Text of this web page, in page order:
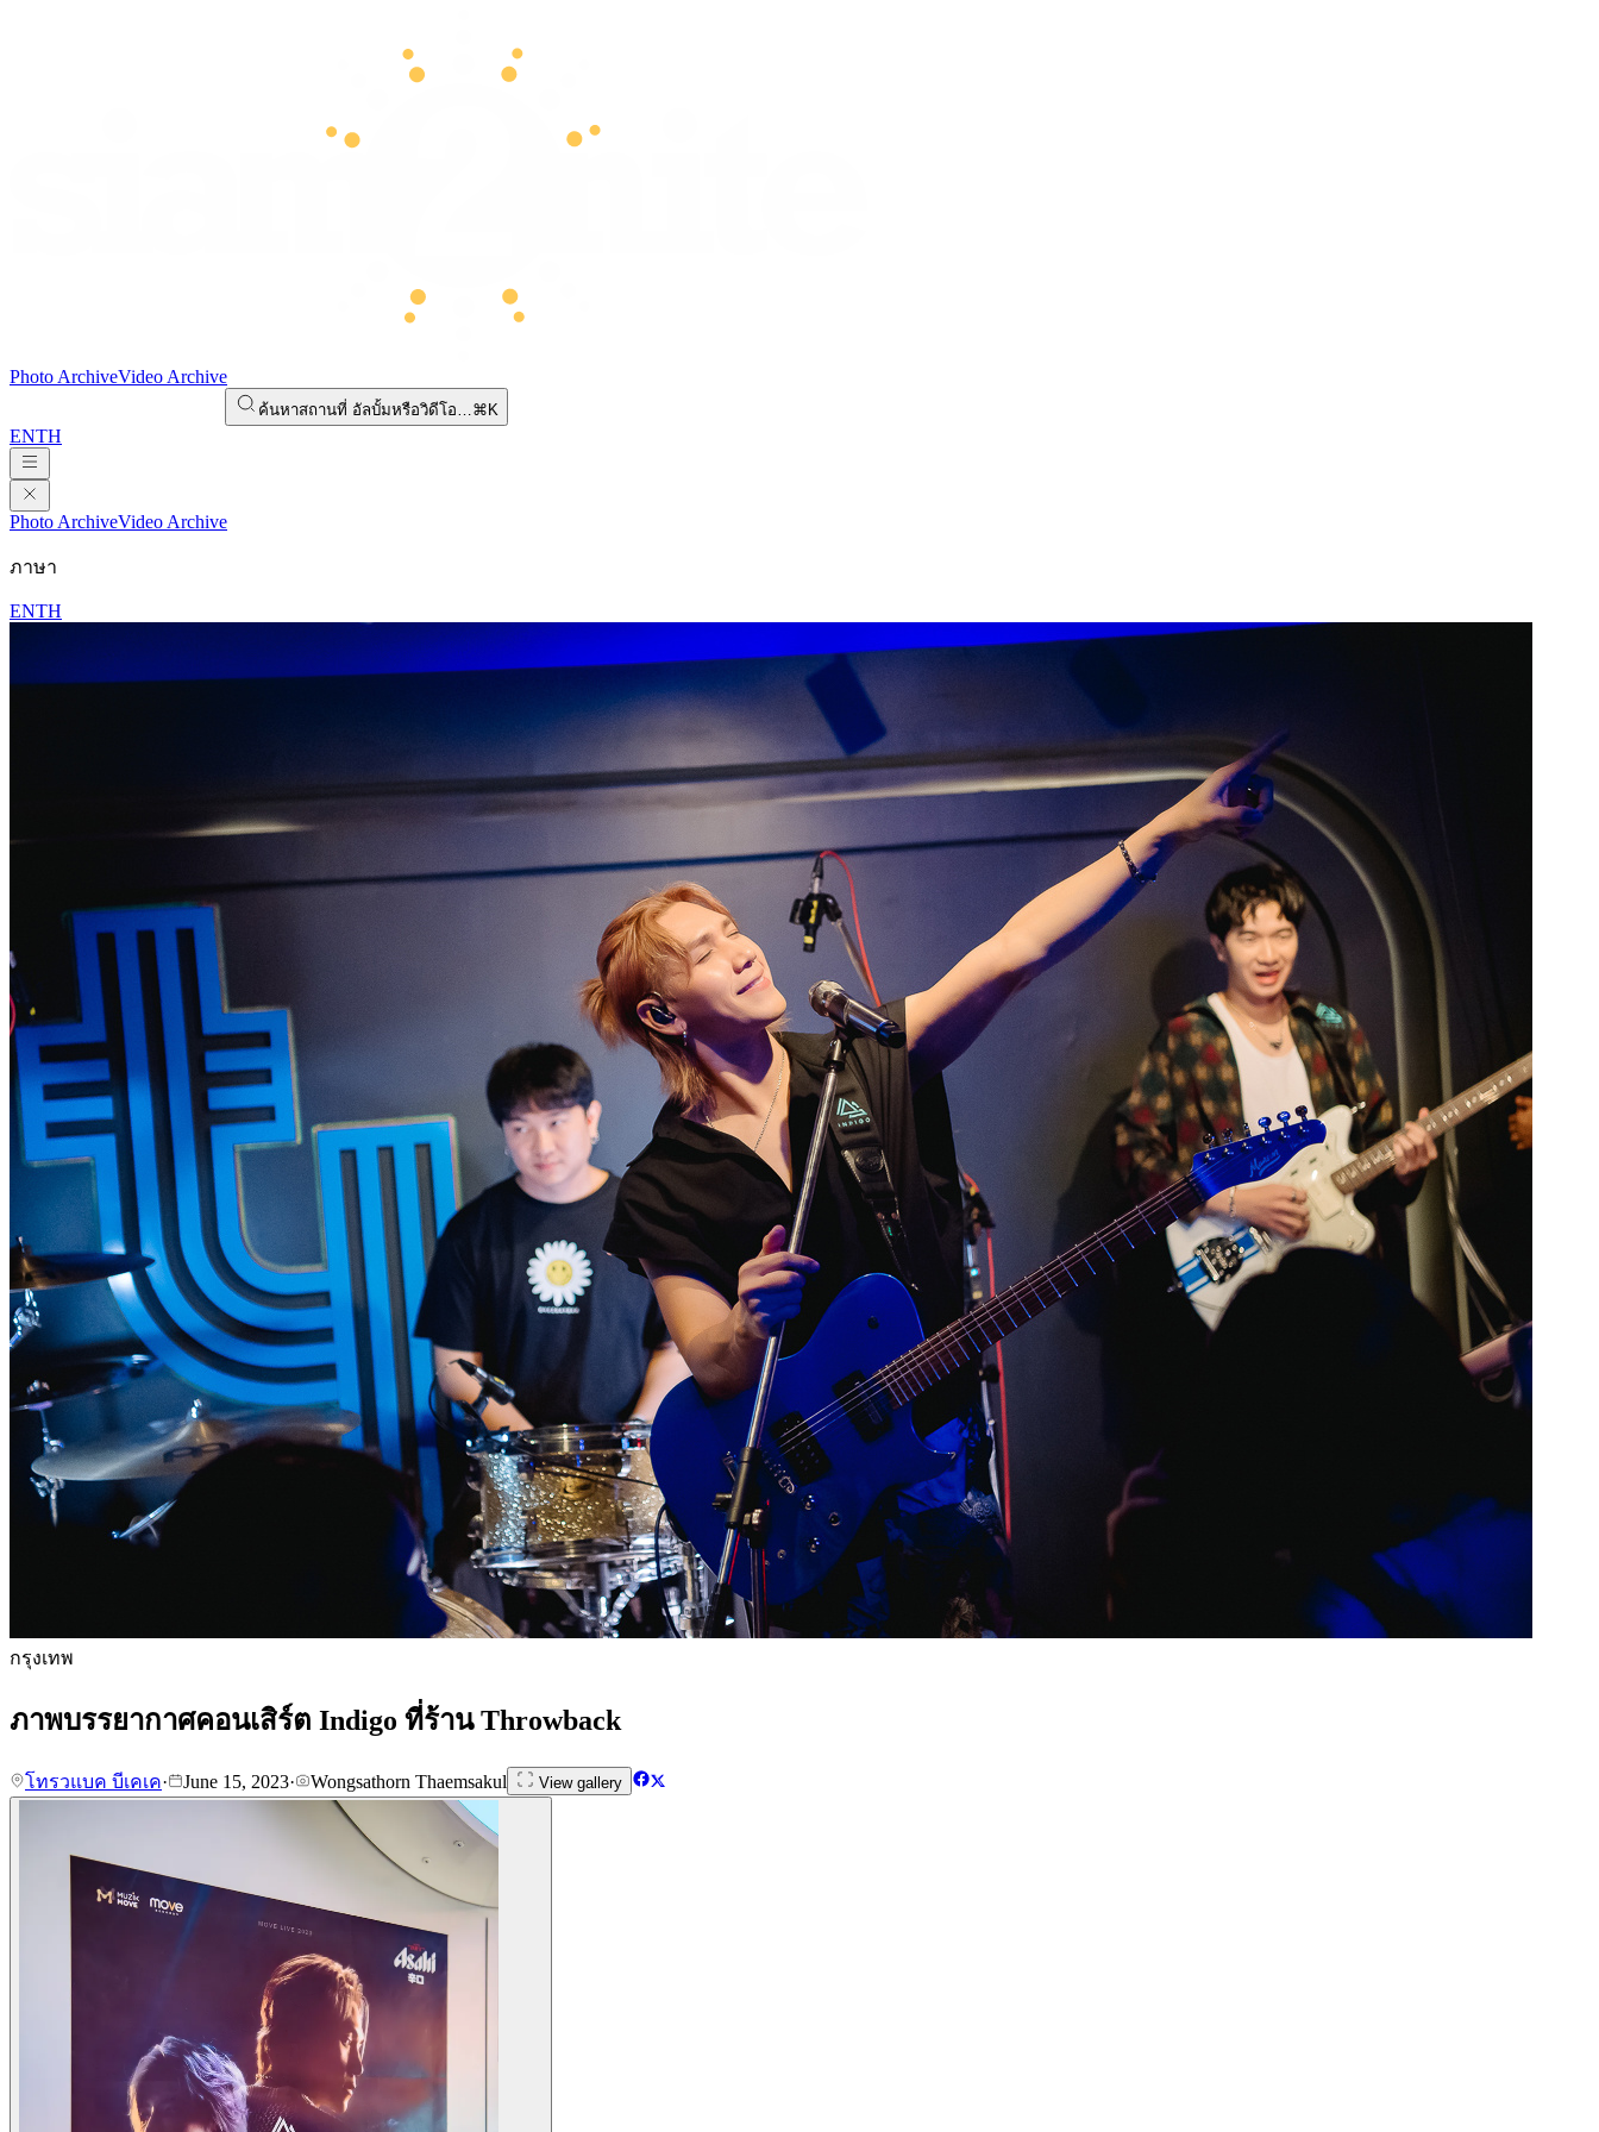
Photo ArchiveVideo Archive
ค้นหาสถานที่ อัลบั้มหรือวิดีโอ…⌘K
ENTH
Photo ArchiveVideo Archive
ภาษา
ENTH
กรุงเทพ
ภาพบรรยากาศคอนเสิร์ต Indigo ที่ร้าน Throwback
โทรวแบค บีเคเค· June 15, 2023· Wongsathorn Thaemsakul View gallery